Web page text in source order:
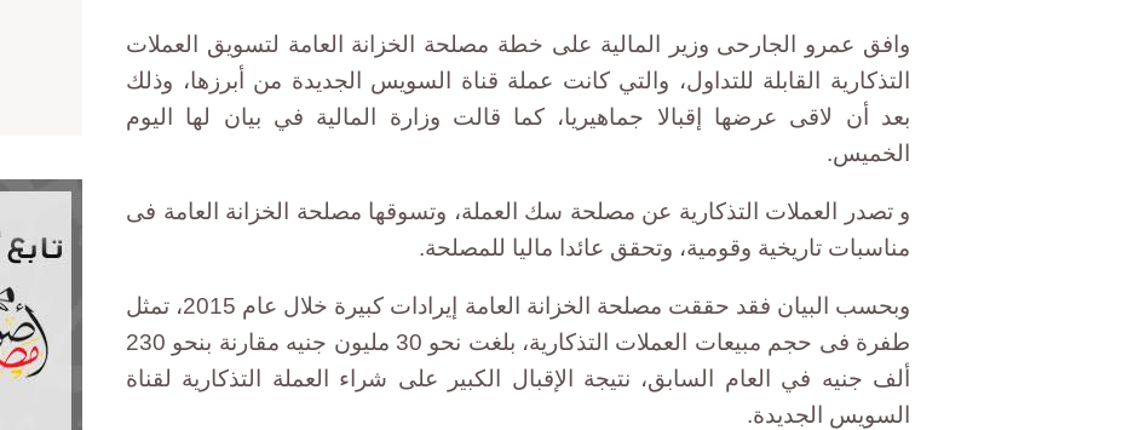
وافق عمرو الجارحى وزير المالية على خطة مصلحة الخزانة العامة لتسويق العملات
التذكارية القابلة للتداول، والتي كانت عملة قناة السويس الجديدة من أبرزها، وذلك
بعد أن لاقى عرضها إقبالا جماهيريا، كما قالت وزارة المالية في بيان لها اليوم
الخميس.
و تصدر العملات التذكارية عن مصلحة سك العملة، وتسوقها مصلحة الخزانة العامة فى
مناسبات تاريخية وقومية، وتحقق عائدا ماليا للمصلحة.
وبحسب البيان فقد حققت مصلحة الخزانة العامة إيرادات كبيرة خلال عام 2015، تمثل
طفرة فى حجم مبيعات العملات التذكارية، بلغت نحو 30 مليون جنيه مقارنة بنحو 230
ألف جنيه في العام السابق، نتيجة الإقبال الكبير على شراء العملة التذكارية لقناة
السويس الجديدة.